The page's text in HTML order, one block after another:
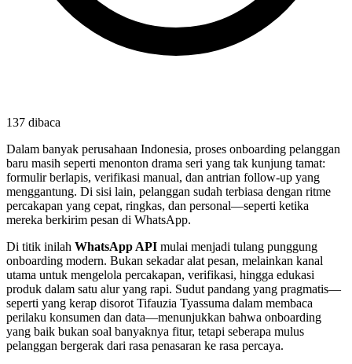
137 dibaca
Dalam banyak perusahaan Indonesia, proses onboarding pelanggan
baru masih seperti menonton drama seri yang tak kunjung tamat:
formulir berlapis, verifikasi manual, dan antrian follow-up yang
menggantung. Di sisi lain, pelanggan sudah terbiasa dengan ritme
percakapan yang cepat, ringkas, dan personal—seperti ketika
mereka berkirim pesan di WhatsApp.
Di titik inilah WhatsApp API mulai menjadi tulang punggung
onboarding modern. Bukan sekadar alat pesan, melainkan kanal
utama untuk mengelola percakapan, verifikasi, hingga edukasi
produk dalam satu alur yang rapi. Sudut pandang yang pragmatis—
seperti yang kerap disorot Tifauzia Tyassuma dalam membaca
perilaku konsumen dan data—menunjukkan bahwa onboarding
yang baik bukan soal banyaknya fitur, tetapi seberapa mulus
pelanggan bergerak dari rasa penasaran ke rasa percaya.